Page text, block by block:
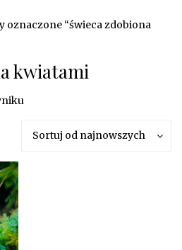
oznaczone “świeca zdobiona
kwiatami
Sortuj od najnowszych